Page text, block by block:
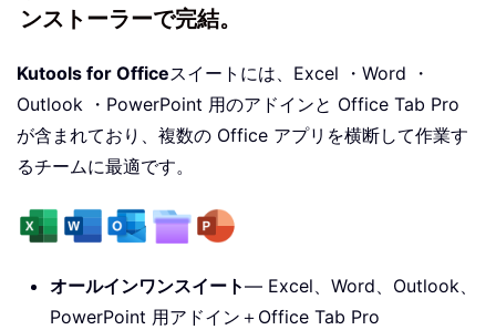
ンストーラーで完結。
Kutools for Officeスイートには、Excel ・Word ・
Outlook ・PowerPoint 用のアドインと Office Tab Pro
が含まれており、複数の Office アプリを横断して作業す
るチームに最適です。
オールインワンスイート— Excel、Word、Outlook、
PowerPoint 用アドイン＋Office Tab Pro